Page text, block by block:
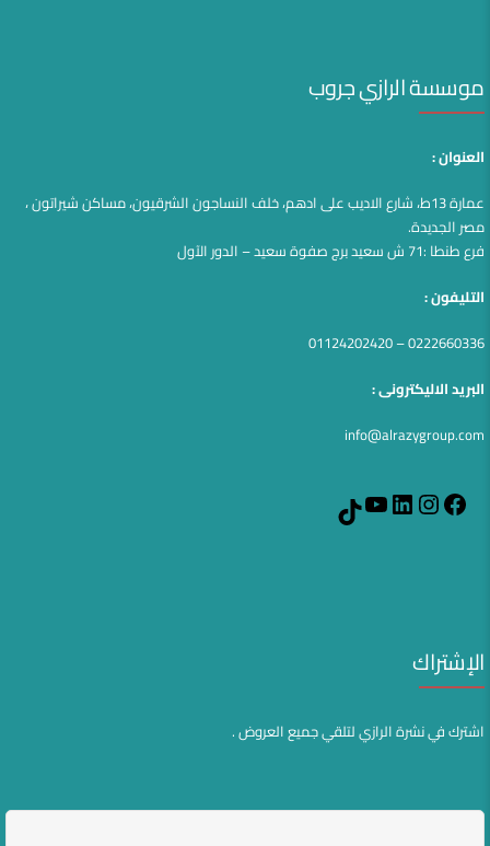
موسسة الرازي جروب
العنوان :
عمارة 13ط، شارع الاديب على ادهم، خلف النساجون الشرقيون، مساكن شيراتون ،
مصر الجديدة.
فرع طنطا :71 ش سعيد برج صفوة سعيد – الدور الآول
التليفون :
0222660336 – 01124202420
البريد الاليكترونى :
info@alrazygroup.com
Facebook
Instagram
LinkedIn
YouTube
الإشتراك
اشترك في نشرة الرازي لتلقي جميع العروض .